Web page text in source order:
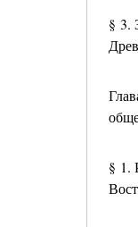
§ 3.
§ 1.